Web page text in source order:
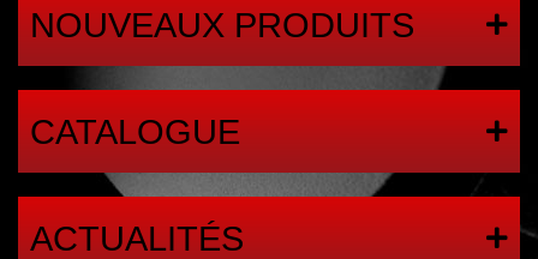
NOUVEAUX PRODUITS
CATALOGUE
ACTUALITÉS